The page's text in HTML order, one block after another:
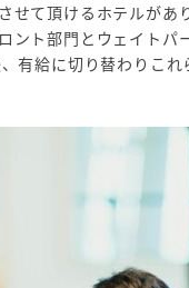
て頂けるホテルが
ト部門とウェイト
有給に切り替わりこ